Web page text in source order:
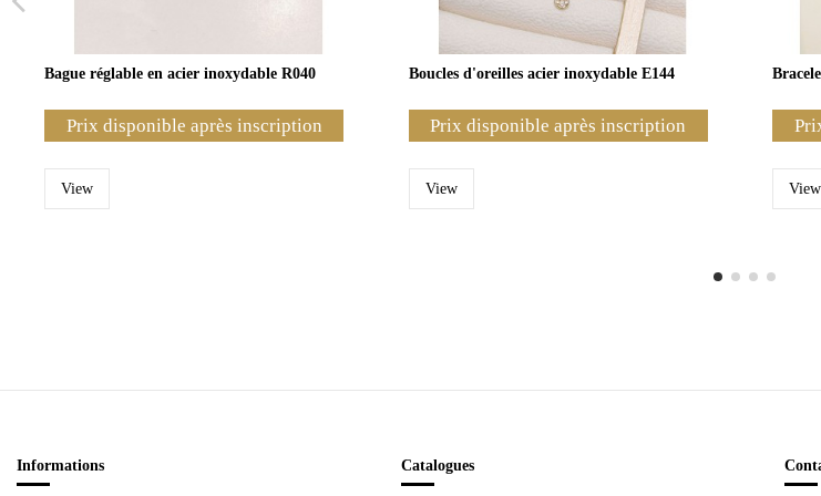
Bague réglable en acier inoxydable R040
Prix disponible après inscription
View
Boucles d'oreilles acier inoxydable E144
Prix disponible après inscription
View View
Informations Catalogues